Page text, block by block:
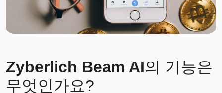
Zyberlich Beam AI의 기능은
무엇인가요?